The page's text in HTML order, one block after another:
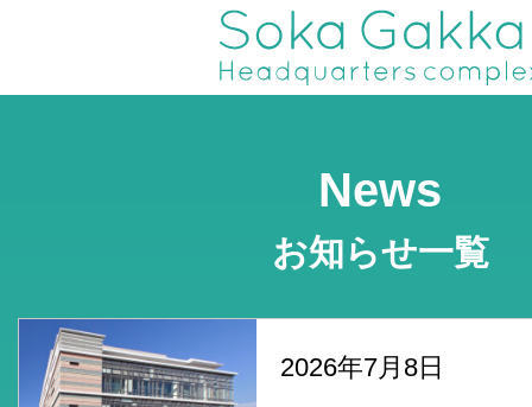
News
お知らせ一覧
2026年7月8日